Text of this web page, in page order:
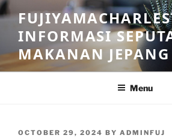
Skip
to
contentINFORMASI
MAKANAN JEPANG
Menu
POSTED
OCTOBER 29, 2024 BY ADMINFUJ